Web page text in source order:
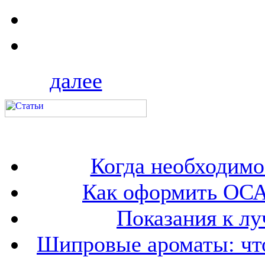
далее
Когда
Как оформить
Показания к
Шипровые ароматы: